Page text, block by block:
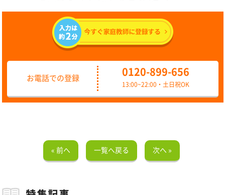
お電話での登録
0120-899-656
13:00~22:00・土日祝OK
« 前へ 一覧へ戻る 次へ »